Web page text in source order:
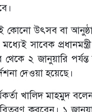
উৎসব বা
সাবেক
২ জানুয়ারি
দেওয়া হয়েছে।
খালিদ মাহমুদ